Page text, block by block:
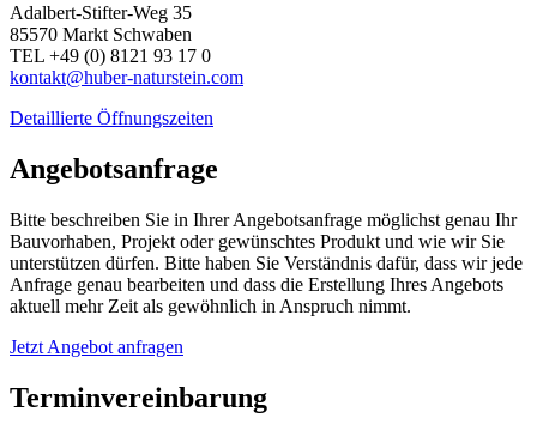
Adalbert-Stifter-Weg 35
85570 Markt Schwaben
TEL +49 (0) 8121 93 17 0
kontakt@huber-naturstein.com
Detaillierte Öffnungszeiten
Angebotsanfrage
Bitte beschreiben Sie in Ihrer Angebotsanfrage möglichst genau Ihr
Bauvorhaben, Projekt oder gewünschtes Produkt und wie wir Sie
unterstützen dürfen. Bitte haben Sie Verständnis dafür, dass wir jede
Anfrage genau bearbeiten und dass die Erstellung Ihres Angebots
aktuell mehr Zeit als gewöhnlich in Anspruch nimmt.
Jetzt Angebot anfragen
Terminvereinbarung